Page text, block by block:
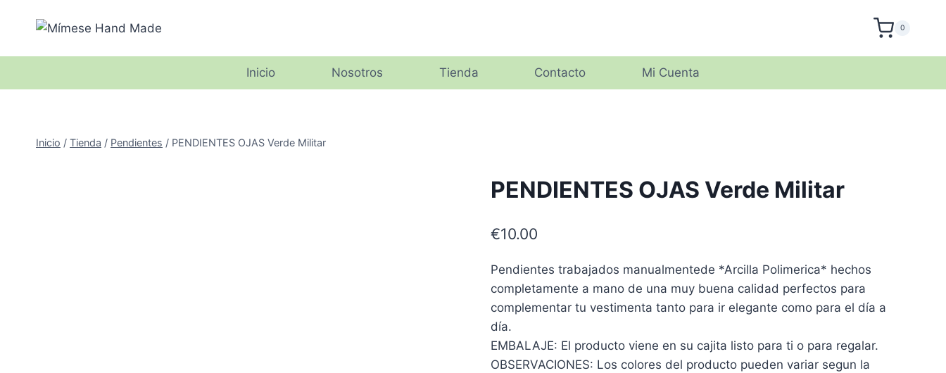
0
Inicio Nosotros Tienda Contacto Mi Cuenta
Inicio / Tienda / Pendientes / PENDIENTES OJAS Verde Militar
PENDIENTES OJAS Verde Militar
€10.00
Pendientes trabajados manualmentede *Arcilla Polimerica* hechos
completamente a mano de una muy buena calidad perfectos para
complementar tu vestimenta tanto para ir elegante como para el día a
día.
EMBALAJE: El producto viene en su cajita listo para ti o para regalar.
OBSERVACIONES: Los colores del producto pueden variar segun la